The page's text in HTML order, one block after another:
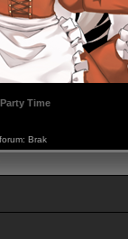
Time
Brak